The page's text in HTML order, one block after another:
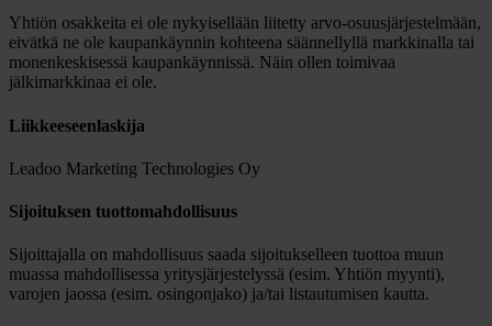
Yhtiön osakkeita ei ole nykyisellään liitetty arvo-osuusjärjestelmään,
eivätkä ne ole kaupankäynnin kohteena säännellyllä markkinalla tai
monenkeskisessä kaupankäynnissä. Näin ollen toimivaa
jälkimarkkinaa ei ole.
Liikkeeseenlaskija
Leadoo Marketing Technologies Oy
Sijoituksen tuottomahdollisuus
Sijoittajalla on mahdollisuus saada sijoitukselleen tuottoa muun
muassa mahdollisessa yritysjärjestelyssä (esim. Yhtiön myynti),
varojen jaossa (esim. osingonjako) ja/tai listautumisen kautta.